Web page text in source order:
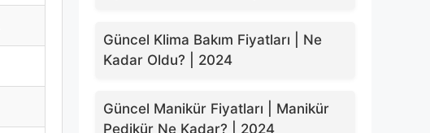
Güncel Klima Bakım Fiyatları | Ne
Kadar Oldu? | 2024
Güncel Manikür Fiyatları | Manikür
Pedikür Ne Kadar? | 2024